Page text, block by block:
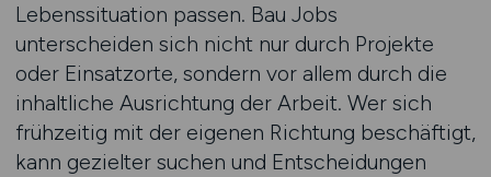
Lebenssituation passen. Bau Jobs
unterscheiden sich nicht nur durch Projekte
oder Einsatzorte, sondern vor allem durch die
inhaltliche Ausrichtung der Arbeit. Wer sich
frühzeitig mit der eigenen Richtung beschäftigt,
kann gezielter suchen und Entscheidungen